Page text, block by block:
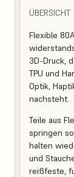
ÜBERSICHT
Flexible
3D-Druck,
TPU und
Optik,
nachsteht.
Teile aus
springen
halten
und
reißfeste,